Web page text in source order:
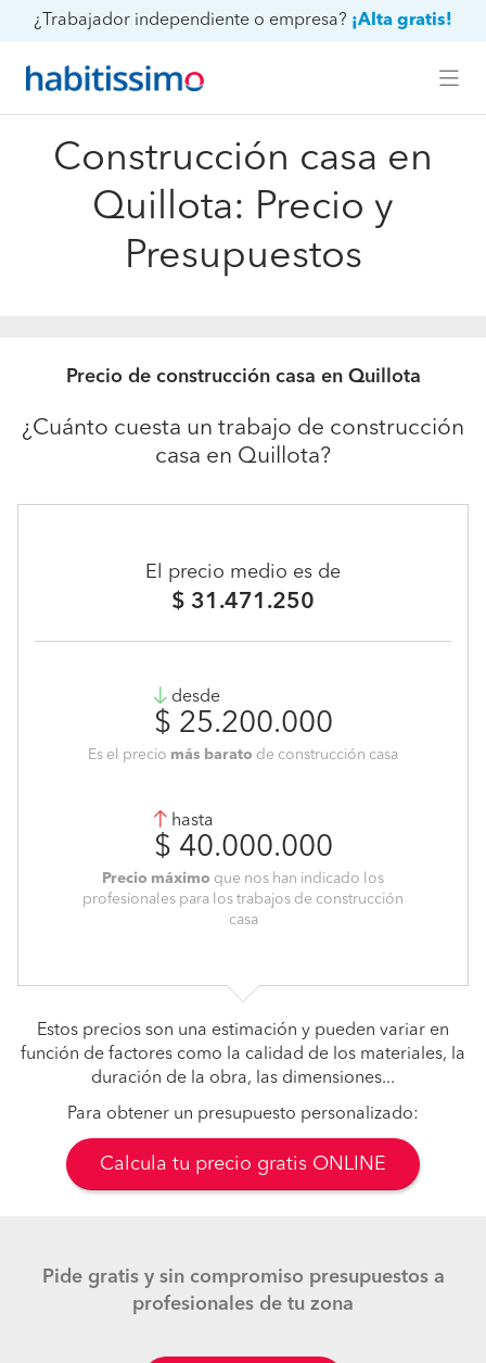
¿Trabajador independiente o empresa? ¡Alta gratis!
Construcción casa en
Quillota: Precio y
Presupuestos
Precio de construcción casa en Quillota
¿Cuánto cuesta un trabajo de construcción
casa en Quillota?
El precio medio es de
$ 31.471.250
desde
$ 25.200.000
Es el precio más barato de construcción casa
hasta
$ 40.000.000
Precio máximo que nos han indicado los
profesionales para los trabajos de construcción
casa
Estos precios son una estimación y pueden variar en
función de factores como la calidad de los materiales, la
duración de la obra, las dimensiones...
Para obtener un presupuesto personalizado:
Calcula tu precio gratis ONLINE
Pide gratis y sin compromiso presupuestos a
profesionales de tu zona